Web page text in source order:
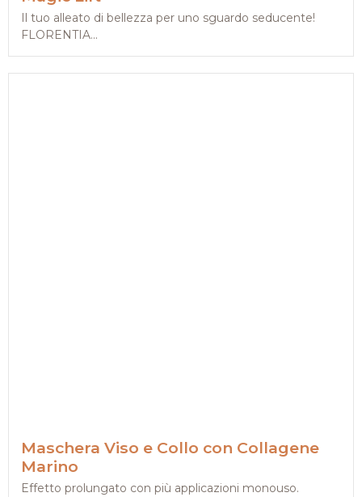
Il tuo alleato di bellezza per uno sguardo seducente!
FLORENTIA...
Maschera Viso e Collo con Collagene
Marino
Effetto prolungato con più applicazioni monouso.